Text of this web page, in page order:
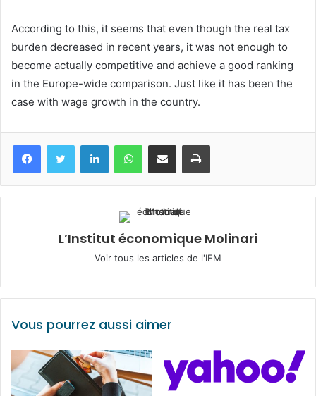
According to this, it seems that even though the real tax
burden decreased in recent years, it was not enough to
become actually competitive and achieve a good ranking
in the Europe-wide comparison. Just like it has been the
case with wage growth in the country.
FacebookTwitter LinkedinWhatsApp
Partagez par mail Imprimez
L’Institut économique Molinari
Voir tous les articles de l'IEM
Vous pourrez aussi aimer